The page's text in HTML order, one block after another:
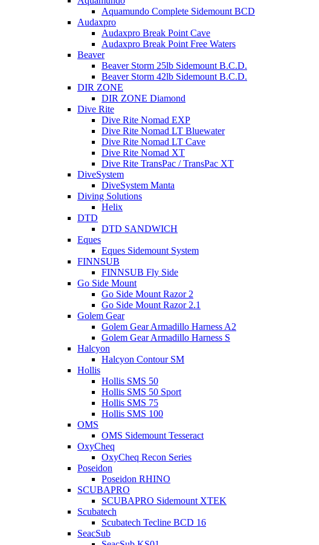
Aquamundo Complete Sidemount BCD
Audaxpro
Audaxpro Break Point Cave
Audaxpro Break Point Free Waters
Beaver
Beaver Storm 25lb Sidemount B.C.D.
Beaver Storm 42lb Sidemount B.C.D.
DIR ZONE
DIR ZONE Diamond
Dive Rite
Dive Rite Nomad EXP
Dive Rite Nomad LT Bluewater
Dive Rite Nomad LT Cave
Dive Rite Nomad XT
Dive Rite TransPac / TransPac XT
DiveSystem
DiveSystem Manta
Diving Solutions
Helix
DTD
DTD SANDWICH
Eques
Eques Sidemount System
FINNSUB
FINNSUB Fly Side
Go Side Mount
Go Side Mount Razor 2
Go Side Mount Razor 2.1
Golem Gear
Golem Gear Armadillo Harness A2
Golem Gear Armadillo Harness S
Halcyon
Halcyon Contour SM
Hollis
Hollis SMS 50
Hollis SMS 50 Sport
Hollis SMS 75
Hollis SMS 100
OMS
OMS Sidemount Tesseract
OxyCheq
OxyCheq Recon Series
Poseidon
Poseidon RHINO
SCUBAPRO
SCUBAPRO Sidemount XTEK
Scubatech
Scubatech Tecline BCD 16
SeacSub